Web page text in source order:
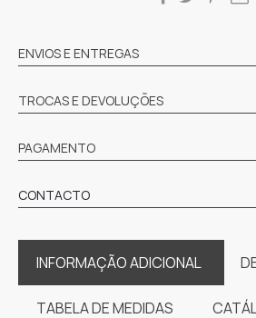
ENVIOS E ENTREGAS
TROCAS E DEVOLUÇÕES
PAGAMENTO
CONTACTO
INFORMAÇÃO ADICIONAL
TABELA DE MEDIDAS